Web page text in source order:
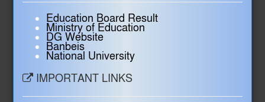
Education Board Result
Ministry of Education
DG Website
Banbeis
National University
IMPORTANT LINKS